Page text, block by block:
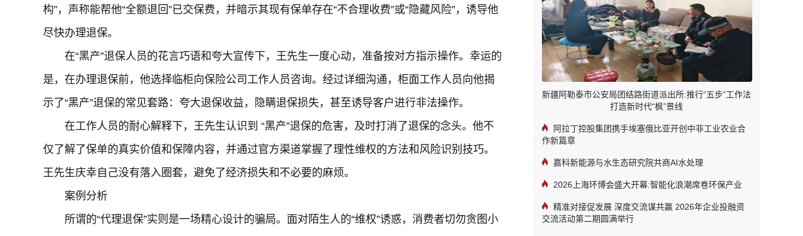
构”，声称能帮他“全额退回”已交保费，并暗示其现有保单存在“不合理收费”或“隐藏风险”，诱导他
尽快办理退保。
在“黑产”退保人员的花言巧语和夸大宣传下，王先生一度心动，准备按对方指示操作。幸运的
是，在办理退保前，他选择临柜向保险公司工作人员咨询。经过详细沟通，柜面工作人员向他揭
示了“黑产”退保的常见套路：夸大退保收益，隐瞒退保损失，甚至诱导客户进行非法操作。
在工作人员的耐心解释下，王先生认识到 “黑产”退保的危害，及时打消了退保的念头。他不
仅了解了保单的真实价值和保障内容，并通过官方渠道掌握了理性维权的方法和风险识别技巧。
王先生庆幸自己没有落入圈套，避免了经济损失和不必要的麻烦。
案例分析
所谓的“代理退保”实则是一场精心设计的骗局。面对陌生人的“维权”诱惑，消费者切勿贪图小
新疆阿勒泰市公安局团结路街道派出所:推行“五步”工作法
打造新时代“枫”景线
阿拉丁控股集团携手埃塞俄比亚开创中非工业农业合
作新篇章
嘉科新能源与水生态研究院共商AI水处理
2026上海环博会盛大开幕:智能化浪潮席卷环保产业
精准对接促发展 深度交流谋共赢 2026年企业投融资
交流活动第二期圆满举行